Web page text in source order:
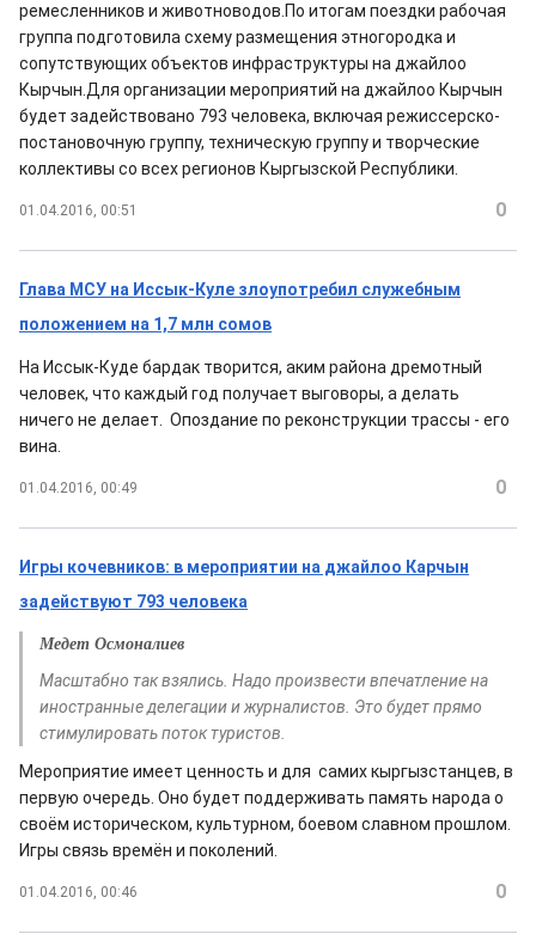
ремесленников и животноводов.По итогам поездки рабочая
группа подготовила схему размещения этногородка и
сопутствующих объектов инфраструктуры на джайлоо
Кырчын.Для организации мероприятий на джайлоо Кырчын
будет задействовано 793 человека, включая режиссерско-
постановочную группу, техническую группу и творческие
коллективы со всех регионов Кыргызской Республики.
01.04.2016, 00:51 0
Глава МСУ на Иссык-Куле злоупотребил служебным
положением на 1,7 млн сомов
На Иссык-Куде бардак творится, аким района дремотный
человек, что каждый год получает выговоры, а делать
ничего не делает. Опоздание по реконструкции трассы - его
вина.
01.04.2016, 00:49 0
Игры кочевников: в мероприятии на джайлоо Карчын
задействуют 793 человека
Медет Осмоналиев
Масштабно так взялись. Надо произвести впечатление на
иностранные делегации и журналистов. Это будет прямо
стимулировать поток туристов.
Мероприятие имеет ценность и для самих кыргызстанцев, в
первую очередь. Оно будет поддерживать память народа о
своём историческом, культурном, боевом славном прошлом.
Игры связь времён и поколений.
01.04.2016, 00:46 0